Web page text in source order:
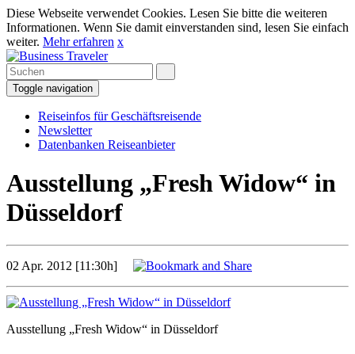
Diese Webseite verwendet Cookies. Lesen Sie bitte die weiteren
Informationen. Wenn Sie damit einverstanden sind, lesen Sie einfach
weiter. Mehr erfahren x
Toggle navigation
Reiseinfos für Geschäftsreisende
Newsletter
Datenbanken Reiseanbieter
Ausstellung „Fresh Widow“ in
Düsseldorf
02 Apr. 2012 [11:30h]
Ausstellung „Fresh Widow“ in Düsseldorf